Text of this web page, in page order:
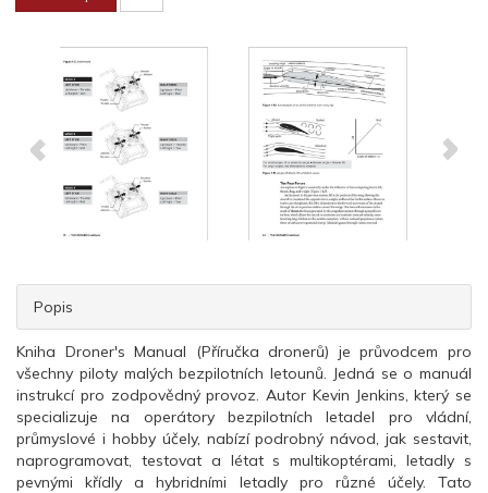
Popis
Kniha Droner's Manual (Příručka dronerů) je průvodcem pro
všechny piloty malých bezpilotních letounů. Jedná se o manuál
instrukcí pro zodpovědný provoz. Autor Kevin Jenkins, který se
specializuje na operátory bezpilotních letadel pro vládní,
průmyslové i hobby účely, nabízí podrobný návod, jak sestavit,
naprogramovat, testovat a létat s multikoptérami, letadly s
pevnými křídly a hybridními letadly pro různé účely. Tato